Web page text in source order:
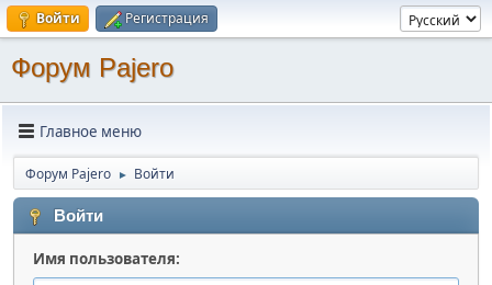
Войти Регистрация
Форум Pajero
Главное меню
Форум Pajero ► Войти
Войти
Имя пользователя: